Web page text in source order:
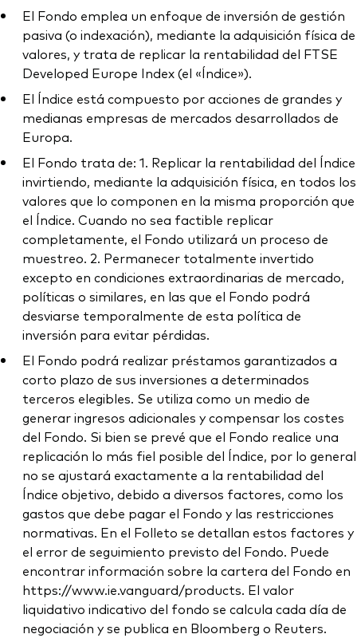
El Fondo emplea un enfoque de inversión de gestión
pasiva (o indexación), mediante la adquisición física de
valores, y trata de replicar la rentabilidad del FTSE
Developed Europe Index (el «Índice»).
El Índice está compuesto por acciones de grandes y
medianas empresas de mercados desarrollados de
Europa.
El Fondo trata de: 1. Replicar la rentabilidad del Índice
invirtiendo, mediante la adquisición física, en todos los
valores que lo componen en la misma proporción que
el Índice. Cuando no sea factible replicar
completamente, el Fondo utilizará un proceso de
muestreo. 2. Permanecer totalmente invertido
excepto en condiciones extraordinarias de mercado,
políticas o similares, en las que el Fondo podrá
desviarse temporalmente de esta política de
inversión para evitar pérdidas.
El Fondo podrá realizar préstamos garantizados a
corto plazo de sus inversiones a determinados
terceros elegibles. Se utiliza como un medio de
generar ingresos adicionales y compensar los costes
del Fondo. Si bien se prevé que el Fondo realice una
replicación lo más fiel posible del Índice, por lo general
no se ajustará exactamente a la rentabilidad del
Índice objetivo, debido a diversos factores, como los
gastos que debe pagar el Fondo y las restricciones
normativas. En el Folleto se detallan estos factores y
el error de seguimiento previsto del Fondo. Puede
encontrar información sobre la cartera del Fondo en
https://www.ie.vanguard/products. El valor
liquidativo indicativo del fondo se calcula cada día de
negociación y se publica en Bloomberg o Reuters.